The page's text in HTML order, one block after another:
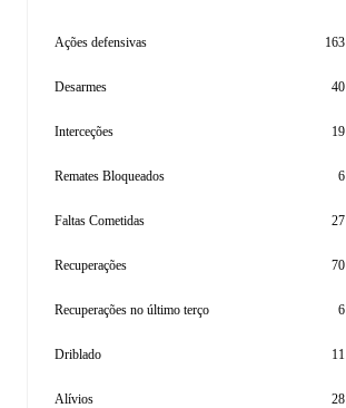
Ações defensivas 163
Desarmes 40
Interceções 19
Remates Bloqueados 6
Faltas Cometidas 27
Recuperações 70
Recuperações no último terço 6
Driblado 11
Alívios 28